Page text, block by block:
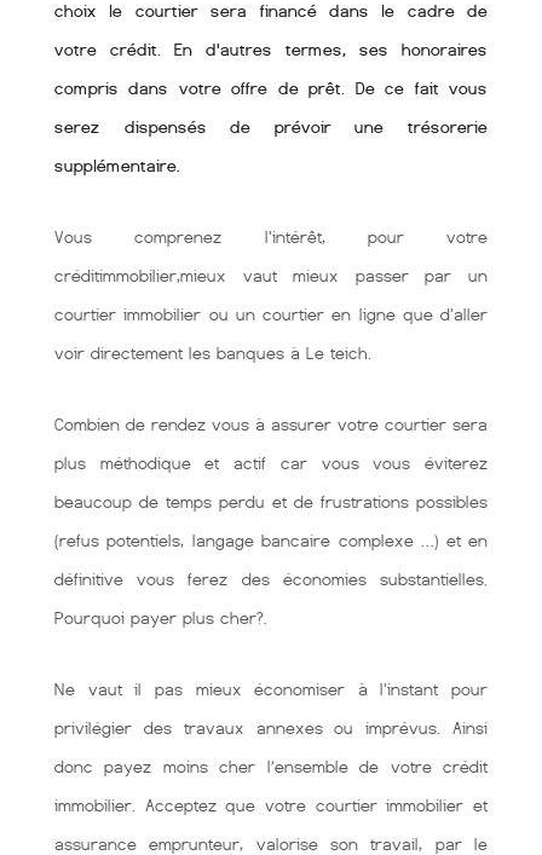
choix le courtier sera financé dans le cadre de
votre crédit. En d'autres termes, ses honoraires
compris dans votre offre de prêt. De ce fait vous
serez dispensés de prévoir une trésorerie
supplémentaire.
Vous comprenez l'intérêt, pour votre
créditimmobilier,mieux vaut mieux passer par un
courtier immobilier ou un courtier en ligne que d'aller
voir directement les banques à Le teich.
Combien de rendez vous à assurer votre courtier sera
plus méthodique et actif car vous vous éviterez
beaucoup de temps perdu et de frustrations possibles
(refus potentiels, langage bancaire complexe …) et en
définitive vous ferez des économies substantielles.
Pourquoi payer plus cher?.
Ne vaut il pas mieux économiser à l'instant pour
privilégier des travaux annexes ou imprévus. Ainsi
donc payez moins cher l’ensemble de votre crédit
immobilier. Acceptez que votre courtier immobilier et
assurance emprunteur, valorise son travail, par le